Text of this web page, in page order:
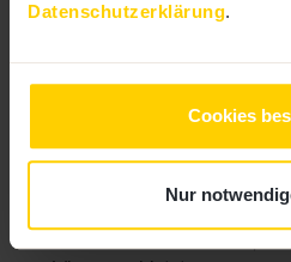
Datenschutzerklärung.
Cookies
Nur
Das Content Hub bringt die
menschlichen, nahbaren
Die Themen sind auf die
bieten echte Mehrwerte, die
bereichern. So wird das